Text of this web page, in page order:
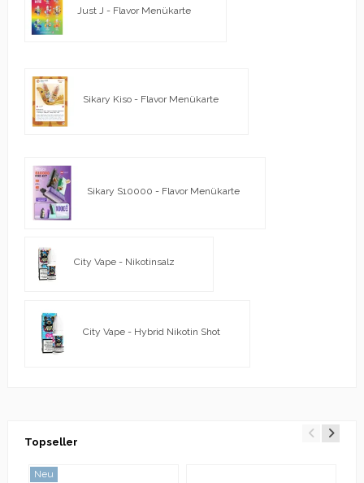
Just J - Flavor Menükarte
Sikary Kiso - Flavor Menükarte
Sikary S10000 - Flavor Menükarte
City Vape - Nikotinsalz
City Vape - Hybrid Nikotin Shot
Topseller
Neu